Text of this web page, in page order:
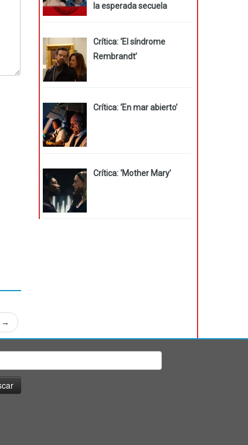
→
la esperada secuela
Crítica: ‘El síndrome
Rembrandt’
Crítica: ‘En mar abierto’
Crítica: ‘Mother Mary’